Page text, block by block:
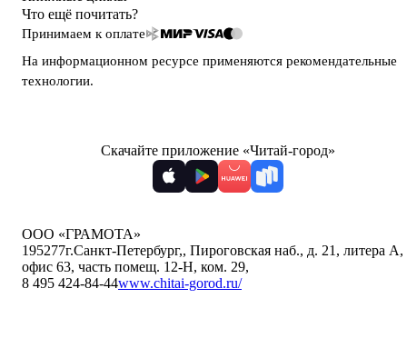
Что ещё почитать?
Принимаем к оплате
На информационном ресурсе применяются рекомендательные
технологии.
Скачайте приложение «Читай-город»
ООО «ГРАМОТА»
195277г.Санкт-Петербург,, Пироговская наб., д. 21, литера А,
офис 63, часть помещ. 12-Н, ком. 29,
8 495 424-84-44www.chitai-gorod.ru/